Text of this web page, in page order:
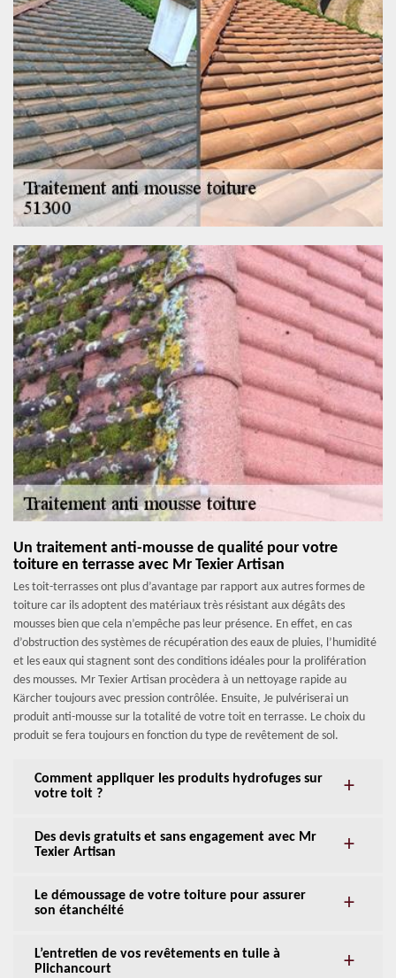
Un traitement anti-mousse de qualité pour votre
toiture en terrasse avec Mr Texier Artisan
Les toit-terrasses ont plus d’avantage par rapport aux autres formes de
toiture car ils adoptent des matériaux très résistant aux dégâts des
mousses bien que cela n’empêche pas leur présence. En effet, en cas
d’obstruction des systèmes de récupération des eaux de pluies, l’humidité
et les eaux qui stagnent sont des conditions idéales pour la prolifération
des mousses. Mr Texier Artisan procèdera à un nettoyage rapide au
Kärcher toujours avec pression contrôlée. Ensuite, Je pulvériserai un
produit anti-mousse sur la totalité de votre toit en terrasse. Le choix du
produit se fera toujours en fonction du type de revêtement de sol.
Comment appliquer les produits hydrofuges sur
votre toit ?
Des devis gratuits et sans engagement avec Mr
Texier Artisan
Le démoussage de votre toiture pour assurer
son étanchéité
L’entretien de vos revêtements en tuile à
Plichancourt